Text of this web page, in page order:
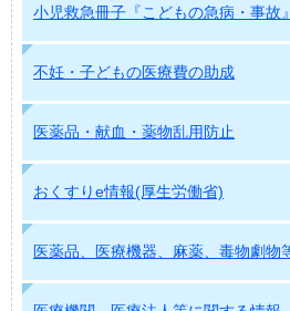
小児救急冊子『こどもの急病・事故』
不妊・子どもの医療費の助成
医薬品・献血・薬物乱用防止
おくすりe情報(厚生労働省)
医薬品、医療機器、麻薬、毒物劇物